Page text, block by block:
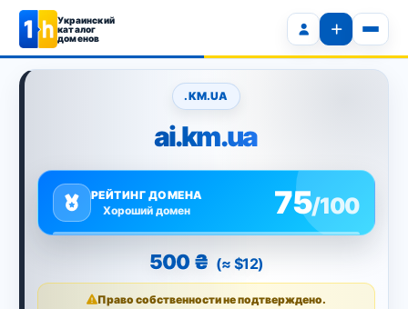
Украинский
каталог
доменов
.KM.UA
ai.km.ua
РЕЙТИНГ ДОМЕНА
Хороший домен
75/100
500 ₴ (≈ $12)
Право собственности не подтверждено.